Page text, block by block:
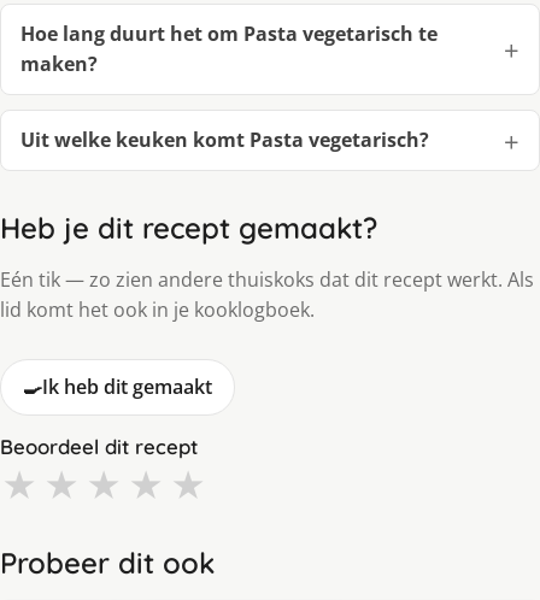
Hoe lang duurt het om Pasta vegetarisch te
maken?
Uit welke keuken komt Pasta vegetarisch?
Heb je dit recept gemaakt?
Eén tik — zo zien andere thuiskoks dat dit recept werkt. Als
lid komt het ook in je kooklogboek.
🍳Ik heb dit gemaakt
Beoordeel dit recept
★ ★ ★ ★ ★
Probeer dit ook